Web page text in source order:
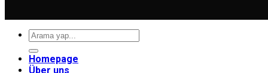
Suche
nach:
Homepage
Über uns